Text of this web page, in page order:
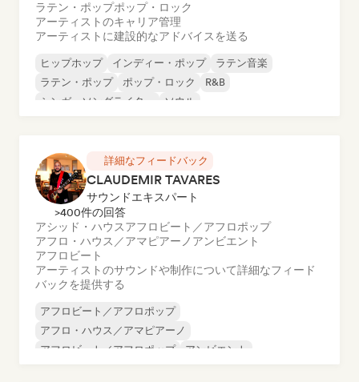
ラテン・ポップポップ・ロック
アーティストのキャリア管理
アーティストに建設的なアドバイスを送る
ヒップホップ インディー・ポップ
ラテン音楽
ラテン・ポップ
ポップ・ロック
R&B
シンガーソングライター
ソウル
詳細なフィードバック
CLAUDEMIR TAVARES
サウンドエキスパート
>400件の回答
アシッド・ハウスアフロビート／アフロポップ
アフロ・ハウス／アマピアーノ アンビエント
アフロビート
アーティストのサウンドや制作について詳細なフィード
バックを提供する
アフロビート／アフロポップ
アフロ・ハウス／アマピアーノ
アフロビート／アフロポップ
アンビエント